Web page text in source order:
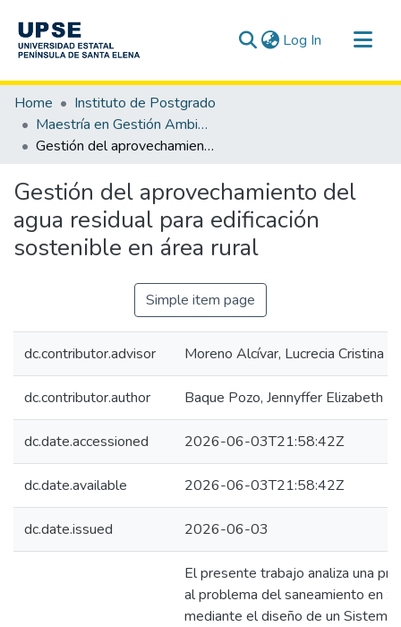
Log In (current)
Communities & Collections
All of DSpace
Statistics
Home
Instituto de Postgrado
Maestría en Gestión Ambiental
Gestión del aprovechamiento del agua residual para edificación sostenible en área rural
Gestión del aprovechamiento del
agua residual para edificación
sostenible en área rural
Simple item page
dc.contributor.advisor Moreno Alcívar, Lucrecia Cristina
dc.contributor.author Baque Pozo, Jennyffer Elizabeth
dc.date.accessioned 2026-06-03T21:58:42Z
dc.date.available 2026-06-03T21:58:42Z
dc.date.issued 2026-06-03
El presente trabajo analiza una
al problema del saneamiento en
mediante el diseño de un Sistema